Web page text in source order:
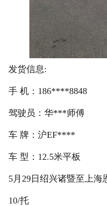
发货信息:
手 机：186****8848
驾驶员：华***师傅
车 牌：沪EF****
车 型：12.5米平板
5月29日绍兴诸暨至上海
10/托